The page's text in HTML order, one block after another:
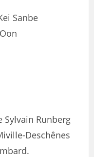
Sanbe
Sylvain Runberg
Deschênes